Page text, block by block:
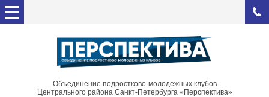
Объединение подростково-молодежных клубов
Центрального района Санкт-Петербурга «Перспектива»